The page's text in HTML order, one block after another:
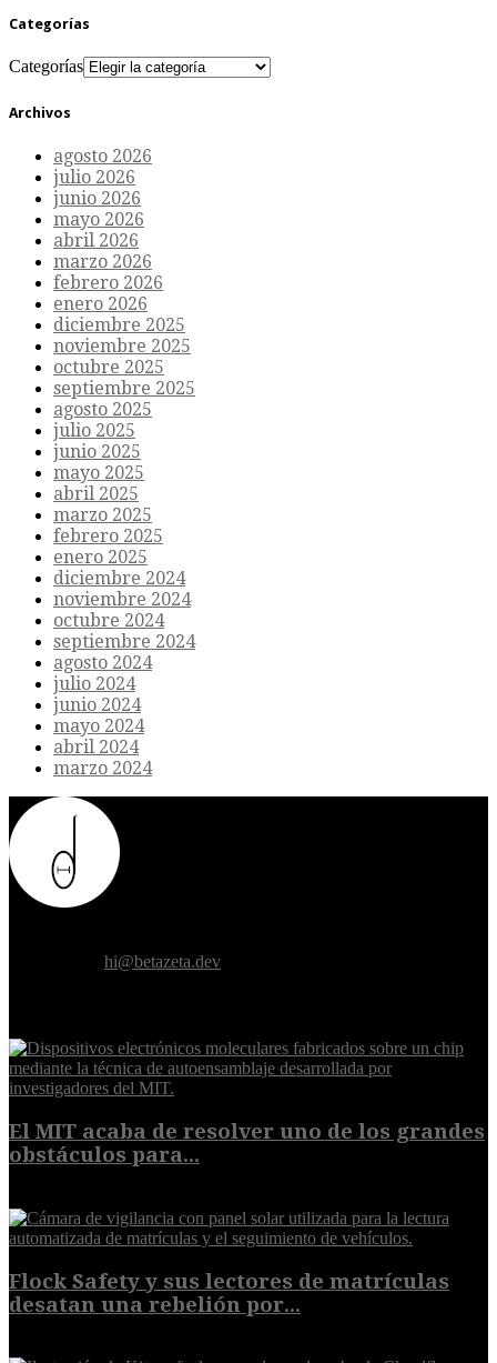
Categorías
Categorías
Archivos
agosto 2026
julio 2026
junio 2026
mayo 2026
abril 2026
marzo 2026
febrero 2026
enero 2026
diciembre 2025
noviembre 2025
octubre 2025
septiembre 2025
agosto 2025
julio 2025
junio 2025
mayo 2025
abril 2025
marzo 2025
febrero 2025
enero 2025
diciembre 2024
noviembre 2024
octubre 2024
septiembre 2024
agosto 2024
julio 2024
junio 2024
mayo 2024
abril 2024
marzo 2024
hi@betazeta.dev
El MIT acaba de resolver uno de los grandes
obstáculos para...
Flock Safety y sus lectores de matrículas
desatan una rebelión por...